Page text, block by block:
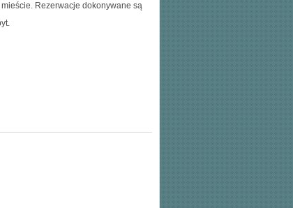
Rezerwacje dokonywane są